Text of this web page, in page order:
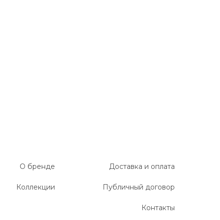
О бренде
Коллекции
Доставка и оплата
Контакты
Публичный договор